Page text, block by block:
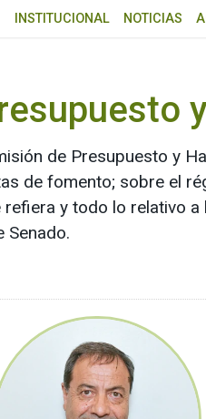
INSTITUCIONAL NOTICIAS
de Presupuesto y
de fomento; sobre el
y todo lo relativo
Senado.